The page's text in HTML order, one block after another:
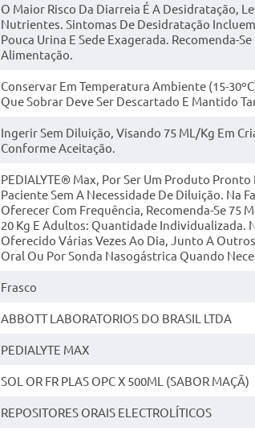
O Maior Risco Da Diarreia É A Desidratação,
Nutrientes. Sintomas De Desidratação
Pouca Urina E Sede Exagerada. Recomenda-
Alimentação.
Conservar Em Temperatura Ambiente (15-
Que Sobrar Deve Ser Descartado E Mantido
Ingerir Sem Diluição, Visando 75 ML/kg Em
Conforme Aceitação.
PEDIALYTE® Max, Por Ser Um Produto
Paciente Sem A Necessidade De Diluição. Na
Oferecer Com Frequência, Recomenda-Se 75
20 Kg E Adultos: Quantidade Individualizada.
Oferecido Várias Vezes Ao Dia, Junto A
Oral Ou Por Sonda Nasogástrica Quando
Frasco
ABBOTT LABORATORIOS DO BRASIL LTDA
PEDIALYTE MAX
SOL OR FR PLAS OPC X 500ML (SABOR MAÇÃ)
REPOSITORES ORAIS ELECTROLÍTICOS